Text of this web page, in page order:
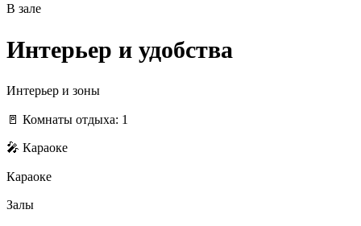
В зале
Интерьер и удобства
Интерьер и зоны
🚪 Комнаты отдыха: 1
🎤 Караоке
Караоке
Залы